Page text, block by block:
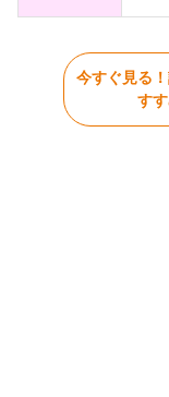
今すぐ見る
す